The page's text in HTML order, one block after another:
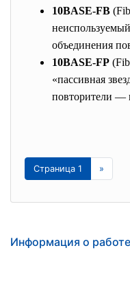
10BASE-FB
объединения
10BASE-FP
«пассивная
повторители —
Страница 1 »
Информация о работе